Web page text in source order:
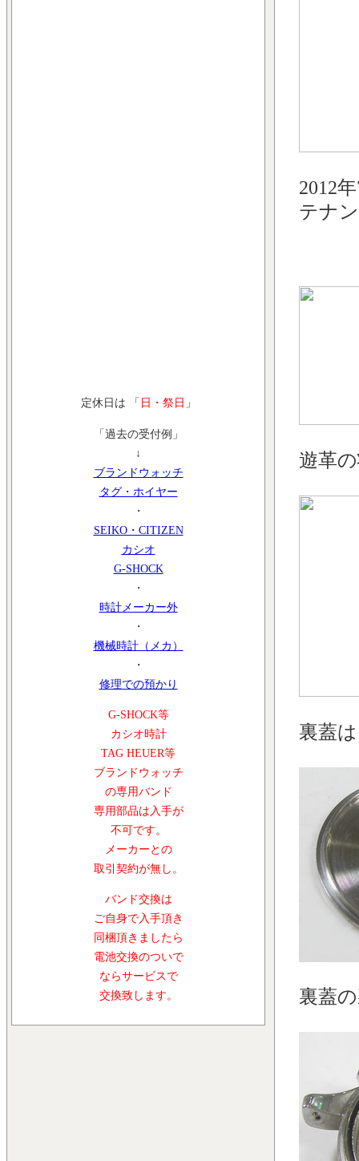
定休日は 「 日・祭日 」
「過去の受付例」
↓
ブランドウォッチ
タグ・ホイヤー
・
SEIKO・CITIZEN
カシオ
G-SHOCK
・
時計メーカー外
・
機械時計（メカ）
・
修理での預かり
G-SHOCK等
カシオ時計
TAG HEUER等
ブランドウォッチ
の専用バンド
専用部品は入手が
不可です。
メーカーとの
取引契約が無し。
バンド交換は
ご自身で入手頂き
同梱頂きましたら
電池交換のついで
ならサービスで
交換致します。
2012
テナ
遊革
裏蓋
裏蓋